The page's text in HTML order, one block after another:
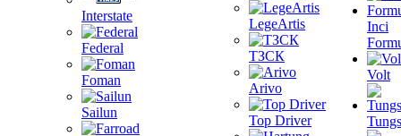
Interstate
Federal
Foman
Sailun
LegeArtis
ТЗСК
Arivo
Top Driver
Inci
Volt